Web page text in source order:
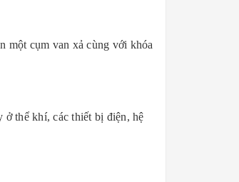
cụm van xả cùng với khóa
thể khí, các thiết bị điện, hệ